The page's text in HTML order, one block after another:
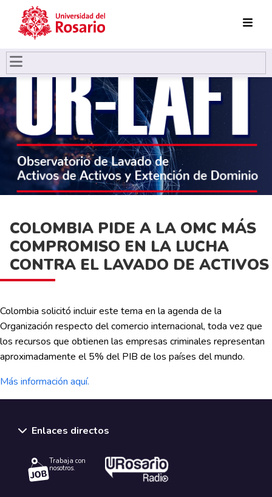
Pasar al contenido principal
COLOMBIA PIDE A LA OMC MÁS
COMPROMISO EN LA LUCHA
CONTRA EL LAVADO DE ACTIVOS
Colombia solicitó incluir este tema en la agenda de la
Organización respecto del comercio internacional, toda vez que
los recursos que obtienen las empresas criminales representan
aproximadamente el 5% del PIB de los países del mundo.
Más información aquí.
Enlaces directos
Trabaja con
nosotros.